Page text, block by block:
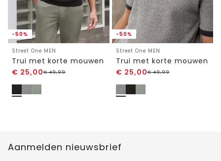
-50%
Street One MEN
Trui met korte mouwen
€ 25,00€49,99
-50%
Street One MEN
Trui met korte mouwen
€ 25,00€49,99
Aanmelden nieuwsbrief